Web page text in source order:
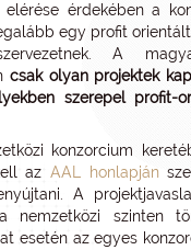
érdekében a
egy profit
A
csak olyan projektek
szerepel profit-
konzorcium
az AAL honlapján
A
nemzetközi szinten
esetén az egyes